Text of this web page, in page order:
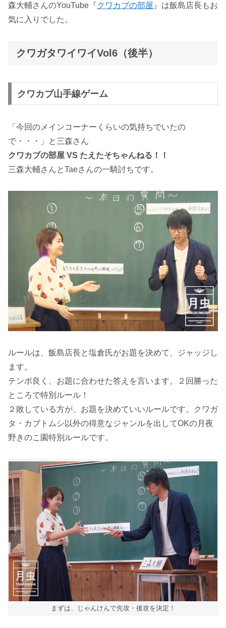
森大輔さんのYouTube『クワカブの部屋 』は飯島店長もお
気に入りでした。
クワガタワイワイVol6（後半）
クワカブ山手線ゲーム
「今回のメインコーナーくらいの気持ちでいたの
で・・・」と三森さん
クワカブの部屋 VS たえたそちゃんねる！！
三森大輔さんとTaeさんの一騎討ちです。
ルールは、飯島店長と塩倉氏がお題を決めて、ジャッジし
ます。
テンポ良く、お題に合わせた答えを言います。２回勝った
ところで特別ルール！
２敗している方が、お題を決めていいルールです。クワガ
タ・カブトムシ以外の得意なジャンルを出してOKの月夜
野きのこ園特別ルールです。
まずは、じゃんけんで先攻・後攻を決定！